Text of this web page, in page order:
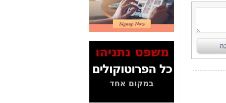
2" על תעלולי השר
משה כחלון -כאן
המשך חשיפת הבלוף
ששמו "מהפיכת
הסלולר" ואיך מסרסים
כאן
סיכום ביקור בסיליקון